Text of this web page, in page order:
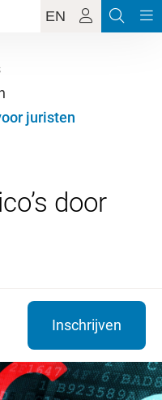
EN
juristen
door
Inschrijven